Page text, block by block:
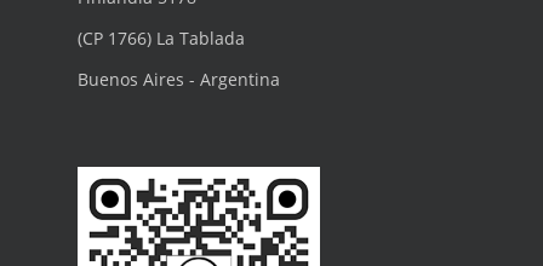
(CP 1766) La Tablada
Buenos Aires - Argentina